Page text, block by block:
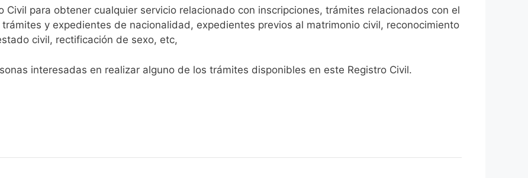
Civil para obtener cualquier servicio relacionado con inscripciones, trámites relacionados con el
y expedientes de nacionalidad, expedientes previos al matrimonio civil, reconocimiento
civil, rectificación de sexo, etc,
interesadas en realizar alguno de los trámites disponibles en este Registro Civil.​